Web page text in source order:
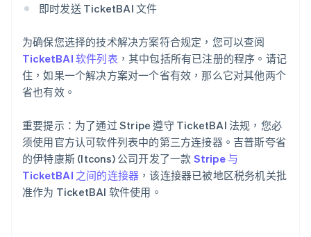
即时发送 TicketBAI 文件
为确保您选择的技术解决方案符合规定，您可以查阅
TicketBAI 软件列表 ，其中包括所有已注册的程序。请记
住，如果一个解决方案对一个省有效，那么它对其他两个
省也有效。
重要提示：为了通过 Stripe 遵守 TicketBAI 法规，您必
须使用官方认可软件列表中的第三方连接器。吉普斯夸省
的伊特康斯 (Itcons) 公司开发了一款 Stripe 与
TicketBAI 之间的连接器 ，该连接器已被地区税务机关批
准作为 TicketBAI 软件使用。